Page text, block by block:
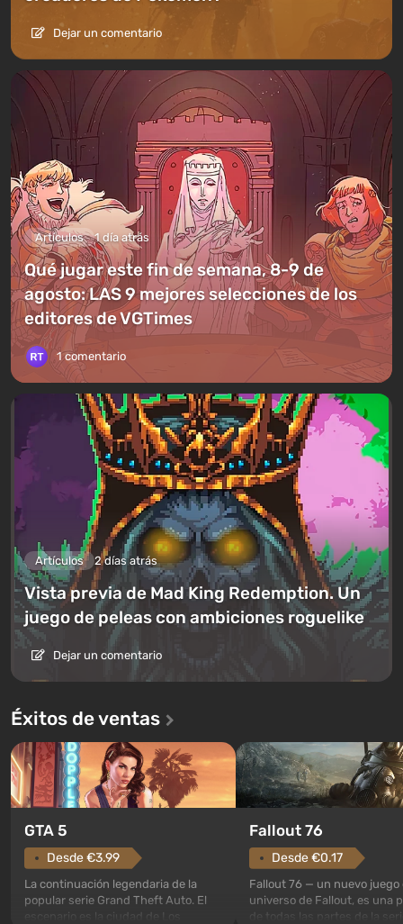
Dejar un comentario
Artículos 1 día atrás
Qué jugar este fin de semana, 8-9 de
agosto: LAS 9 mejores selecciones de los
editores de VGTimes
1 comentario
Artículos 2 días atrás
Vista previa de Mad King Redemption. Un
juego de peleas con ambiciones roguelike
Dejar un comentario
Éxitos de ventas
GTA 5
Desde €3.99
La continuación legendaria de la
popular serie Grand Theft Auto. El
escenario es la ciudad de Los
Fallout 76
Desde €0.17
Fallout 76 — un nuevo juego
universo de Fallout, es una
de todas las partes de la